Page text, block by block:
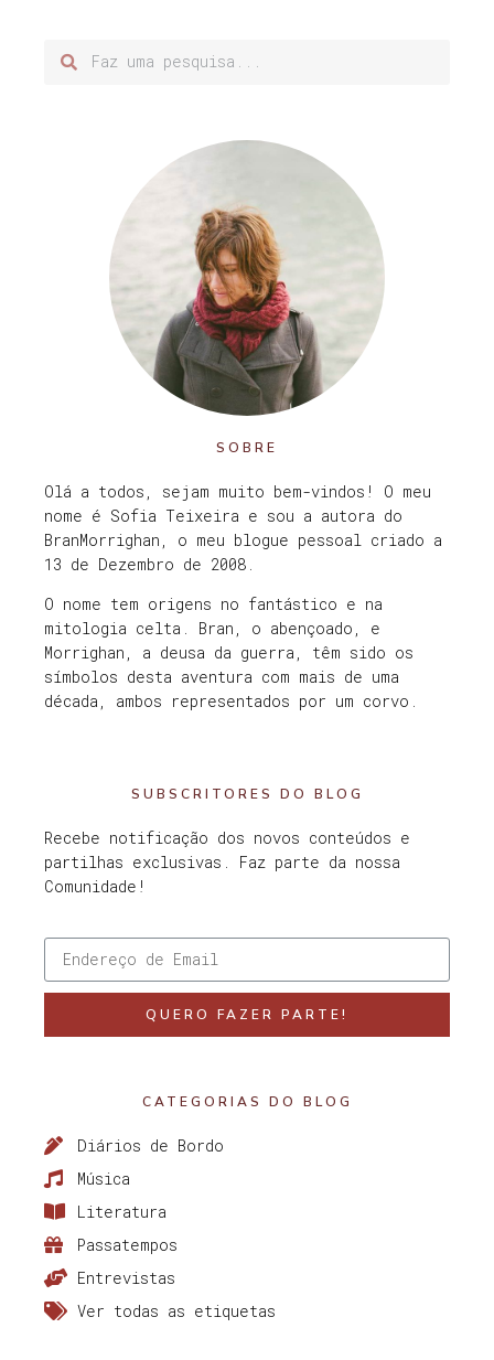
SOBRE
Olá a todos, sejam muito bem-vindos! O meu
nome é Sofia Teixeira e sou a autora do
BranMorrighan, o meu blogue pessoal criado a
13 de Dezembro de 2008.
O nome tem origens no fantástico e na
mitologia celta. Bran, o abençoado, e
Morrighan, a deusa da guerra, têm sido os
símbolos desta aventura com mais de uma
década, ambos representados por um corvo.
SUBSCRITORES DO BLOG
Recebe notificação dos novos conteúdos e
partilhas exclusivas. Faz parte da nossa
Comunidade!
QUERO FAZER PARTE!
CATEGORIAS DO BLOG
Diários de Bordo
Música
Literatura
Passatempos
Entrevistas
Ver todas as etiquetas